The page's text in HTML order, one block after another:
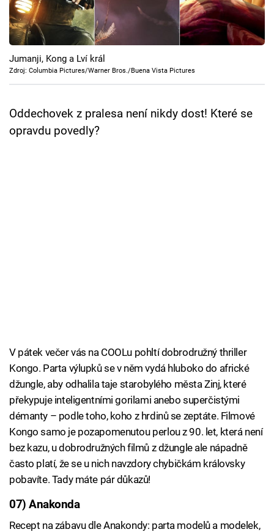
Cool Esport
Pořady
TV Program
Přihlášení
Jumanji, Kong a Lví král
Zdroj: Columbia Pictures/Warner Bros./Buena Vista Pictures
Oddechovek z pralesa není nikdy dost! Které se
opravdu povedly?
V pátek večer vás na COOLu pohltí dobrodružný thriller
Kongo. Parta výlupků se v něm vydá hluboko do africké
džungle, aby odhalila taje starobylého města Zinj, které
překypuje inteligentními gorilami anebo superčistými
démanty – podle toho, koho z hrdinů se zeptáte. Filmové
Kongo samo je pozapomenutou perlou z 90. let, která není
bez kazu, u dobrodružných filmů z džungle ale nápadně
často platí, že se u nich navzdory chybičkám královsky
pobavíte. Tady máte pár důkazů!
07) Anakonda
Recept na zábavu dle Anakondy: parta modelů a modelek,